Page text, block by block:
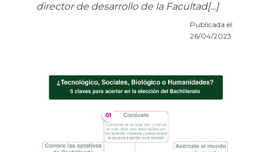
director de desarrollo de la Facultad[...]
Publicada el:
26/04/2023